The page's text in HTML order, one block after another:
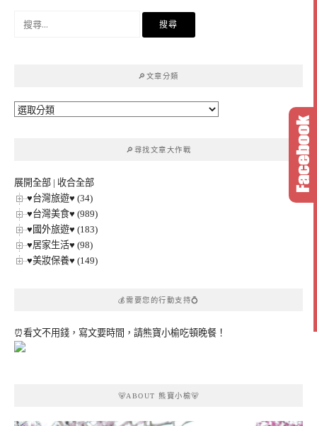
🔎文章分類
🔎
🔎尋找文章大作戰
展開全部 | 收合全部
♥台灣旅遊♥ (34)
♥台灣美食♥ (989)
♥國外旅遊♥ (183)
♥居家生活♥ (98)
♥美妝保養♥ (149)
💰需要您的行動支持💍
⏰看文不用錢，寫文要時間，請熊寶小榆吃頓晚餐！
🐻ABOUT 熊寶小榆🐻